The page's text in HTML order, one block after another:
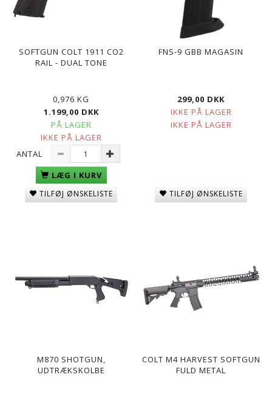
SOFTGUN COLT 1911 CO2
RAIL - DUAL TONE
0,976 KG
1.199,00 DKK
PÅ LAGER
IKKE PÅ LAGER
ANTAL
LÆG I KURV
TILFØJ ØNSKELISTE
FNS-9 GBB MAGASIN
299,00 DKK
IKKE PÅ LAGER
IKKE PÅ LAGER
TILFØJ ØNSKELISTE
M870 SHOTGUN,
UDTRÆKSKOLBE
COLT M4 HARVEST SOFTGUN
FULD METAL